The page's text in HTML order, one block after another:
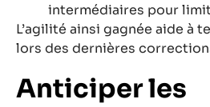
intermédiaires pour
L’agilité ainsi gagnée aide à
lors des dernières
Anticiper les